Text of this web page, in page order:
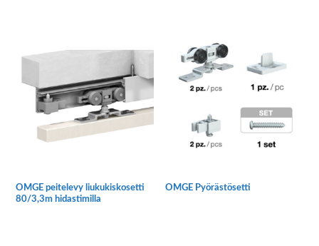
OMGE peitelevy liukukiskosetti
80/3,3m hidastimilla
OMGE Pyörästösetti